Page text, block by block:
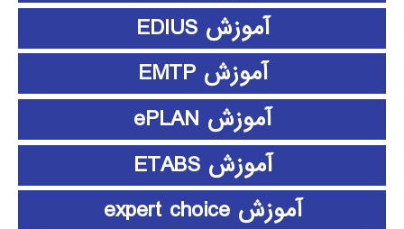
آموزش EDIUS
آموزش EMTP
آموزش ePLAN
آموزش ETABS
آموزش expert choice